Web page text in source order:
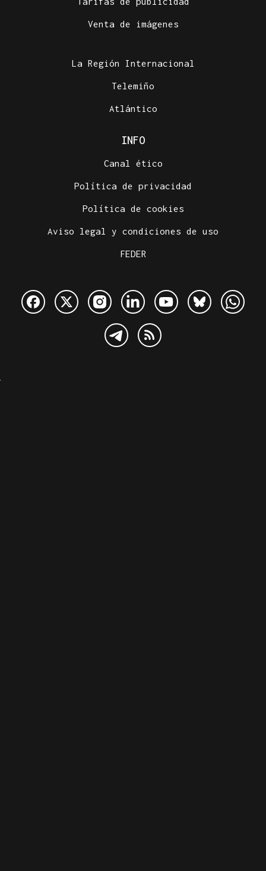
Venta de imágenes
La Región Internacional
Telemiño
Atlántico
INFO
Canal ético
Política de privacidad
Política de cookies
Aviso legal y condiciones de uso
FEDER